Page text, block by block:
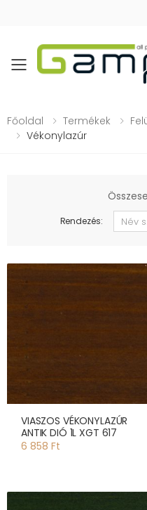
Toggle
Főoldal Termékek
Vékonylazúr
Rendezés:
VIASZOS VÉKONYLAZÚR
ANTIK DIÓ 1L XGT 617
6 858 Ft